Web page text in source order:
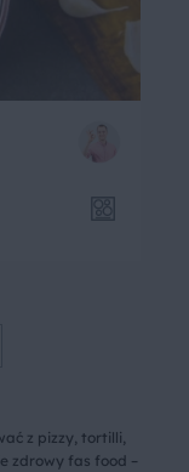
z pizzy, tortilli,
zdrowy fas food –